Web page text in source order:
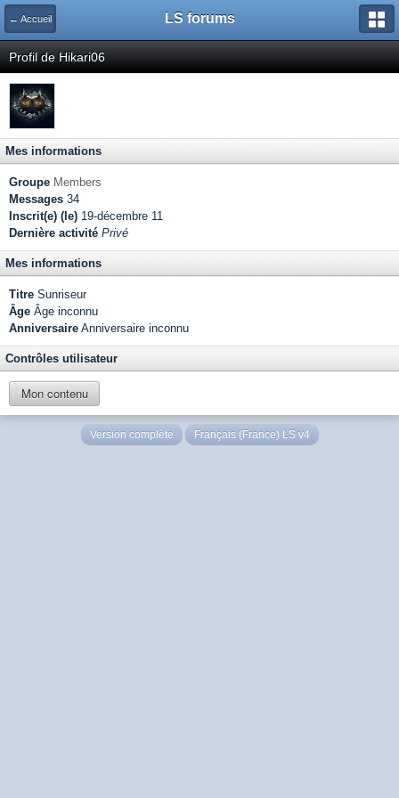
← Accueil LS forums
Profil de Hikari06
Mes informations
Groupe Members
Messages 34
Inscrit(e) (le) 19-décembre 11
Dernière activité Privé
Mes informations
Titre Sunriseur
Âge Âge inconnu
Anniversaire Anniversaire inconnu
Contrôles utilisateur
Mon contenu
Version complète Français (France) LS v4